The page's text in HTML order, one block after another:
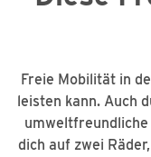
Freie Mobilität in
leisten kann. Auch
dich auf zwei